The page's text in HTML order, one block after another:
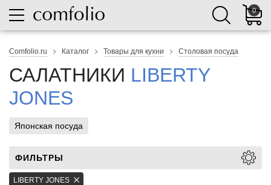
0
Comfolio.ru Каталог Товары для кухни Столовая посуда
САЛАТНИКИ LIBERTY
JONES
Японская посуда
ФИЛЬТРЫ
LIBERTY JONES